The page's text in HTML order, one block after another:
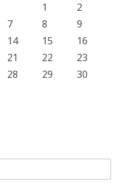
1
2
7 8
9
14 15
16
21 22
23
28 29
30